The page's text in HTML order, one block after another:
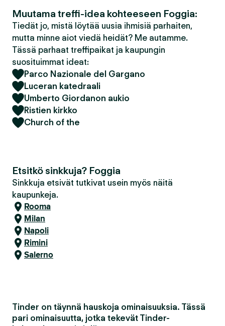
Muutama treffi-idea kohteeseen Foggia:
Tiedät jo, mistä löytää uusia ihmisiä parhaiten,
mutta minne aiot viedä heidät? Me autamme.
Tässä parhaat treffipaikat ja kaupungin
suosituimmat ideat:
Parco Nazionale del Gargano
Luceran katedraali
Umberto Giordanon aukio
Ristien kirkko
Church of the
Etsitkö sinkkuja? Foggia
Sinkkuja etsivät tutkivat usein myös näitä
kaupunkeja.
Rooma
Milan
Napoli
Rimini
Salerno
Tinder on täynnä hauskoja ominaisuuksia. Tässä
pari ominaisuutta, jotka tekevät Tinder-